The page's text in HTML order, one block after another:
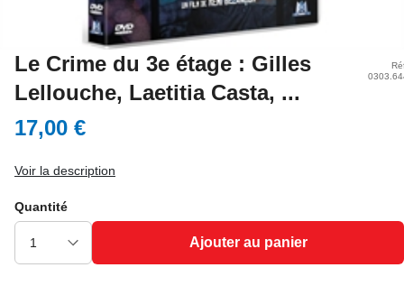
Le Crime du 3e étage : Gilles
Lellouche, Laetitia Casta, ...
17,00 €
Voir la description
Quantité
Ajouter au panier